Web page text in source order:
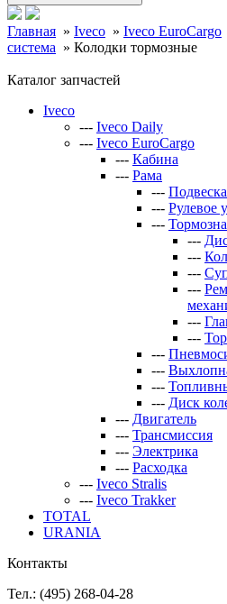
Главная » Iveco » Iveco EuroCargo
система » Колодки тормозные
Каталог запчастей
Iveco
--- Iveco Daily
--- Iveco EuroCargo
--- Кабина
--- Рама
--- Подвеска
--- Рулевое
---
---
---
---
---
---
---
---
---
---
--- Диск
--- Двигатель
--- Трансмиссия
--- Электрика
--- Расходка
--- Iveco Stralis
--- Iveco Trakker
TOTAL
URANIA
Контакты
Тел.: (495) 268-04-28